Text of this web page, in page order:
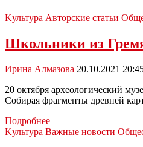
Kультура Авторские статьи
Школьники из
Ирина Алмазова 20.10.2021
20 октября археологический
Собирая фрагменты древней
ПодробнееШкольники
из
Kультура Важные новости